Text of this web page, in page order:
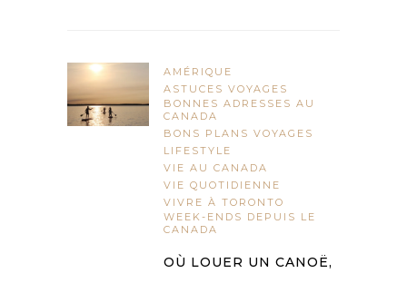
AMÉRIQUE
ASTUCES VOYAGES
BONNES ADRESSES AU
CANADA
BONS PLANS VOYAGES
LIFESTYLE
VIE AU CANADA
VIE QUOTIDIENNE
VIVRE À TORONTO
WEEK-ENDS DEPUIS LE
CANADA
OÙ LOUER UN CANOË,